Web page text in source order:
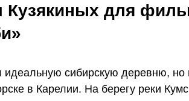
Кузякиных для
сибирскую деревню, но
в Карелии. На берегу реки